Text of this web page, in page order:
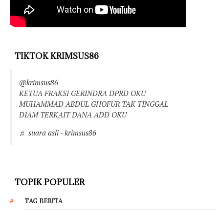
TIKTOK KRIMSUS86
@krimsus86
KETUA FRAKSI GERINDRA DPRD OKU
MUHAMMAD ABDUL GHOFUR TAK TINGGAL
DIAM TERKAIT DANA ADD OKU
♬ suara asli - krimsus86
TOPIK POPULER
TAG BERITA